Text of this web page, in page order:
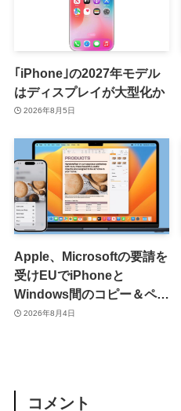
｢iPhone｣の2027年モデル
はディスプレイが大型化か
2026年8月5日
Apple、Microsoftの要請を
受けEUでiPhoneと
Windows間のコピー＆ペー
スト機能を提供へ
2026年8月4日
コメント